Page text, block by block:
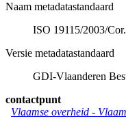
Naam metadatastandaard
ISO 19115/2003/
Versie metadatastandaard
GDI-Vlaanderen
contactpunt
Vlaamse overheid -